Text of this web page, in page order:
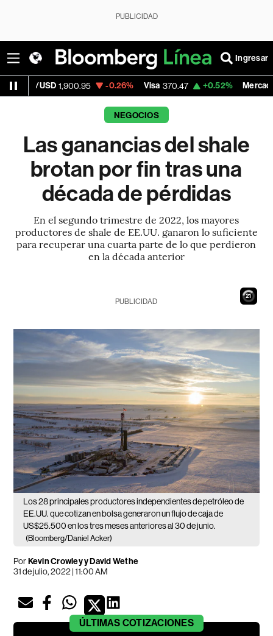
PUBLICIDAD
Ingresar
-0.26% Visa 370.47 +0.52% MercadoLibre 1,824.26
NEGOCIOS
Las ganancias del shale
brotan por fin tras una
década de pérdidas
En el segundo trimestre de 2022, los mayores
productores de shale de EE.UU. ganaron lo suficiente
para recuperar una cuarta parte de lo que perdieron
en la década anterior
20
PUBLICIDAD
Los 28 principales productores independientes de petróleo de
EE.UU. que cotizan en bolsa generaron un flujo de caja de
US$25.500 en los tres meses anteriores al 30 de junio.
(Bloomberg/Daniel Acker)
PorKevin Crowley y David Wethe
31 de julio, 2022 | 11:00 AM
ÚLTIMAS COTIZACIONES